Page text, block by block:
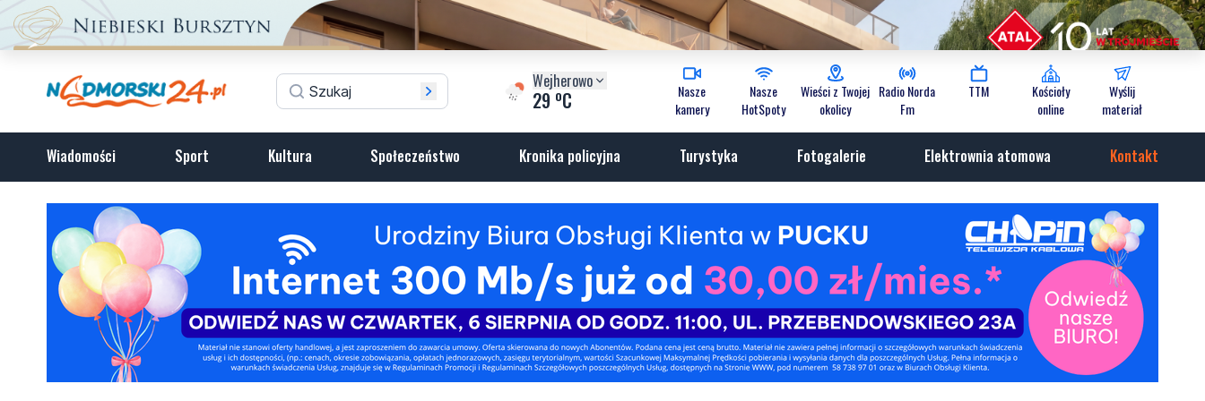
Wejherowo
29 oC
Nasze
kamery
Nasze
HotSpoty
Wieści z Twojej
okolicy
Radio Norda
Fm
TTM
Kościoły
online
Wyślij
materiał
Wiadomości Sport Kultura Społeczeństwo Kronika policyjna Turystyka Fotogalerie Elektrownia atomowa Kontakt